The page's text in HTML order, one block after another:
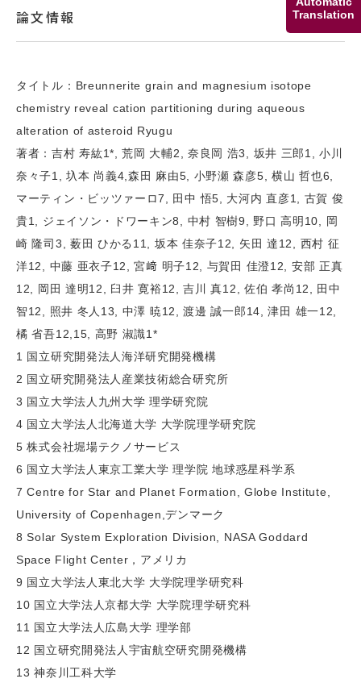
Translation
論文情報
タイトル：Breunnerite grain and magnesium isotope
chemistry reveal cation partitioning during aqueous
alteration of asteroid Ryugu
著者：吉村 寿紘1*, 荒岡 大輔2, 奈良岡 浩3, 坂井 三郎1, 小川
奈々子1, 圦本 尚義4,森田 麻由5, 小野瀬 森彦5, 横山 哲也6,
マーティン・ビッツァーロ7, 田中 悟5, 大河内 直彦1, 古賀 俊
貴1, ジェイソン・ドワーキン8, 中村 智樹9, 野口 高明10, 岡
崎 隆司3, 薮田 ひかる11, 坂本 佳奈子12, 矢田 達12, 西村 征
洋12, 中藤 亜衣子12, 宮﨑 明子12, 与賀田 佳澄12, 安部 正真
12, 岡田 達明12, 臼井 寛裕12, 吉川 真12, 佐伯 孝尚12, 田中
智12, 照井 冬人13, 中澤 暁12, 渡邊 誠一郎14, 津田 雄一12,
橘 省吾12,15, 高野 淑識1*
1 国立研究開発法人海洋研究開発機構
2 国立研究開発法人産業技術総合研究所
3 国立大学法人九州大学 理学研究院
4 国立大学法人北海道大学 大学院理学研究院
5 株式会社堀場テクノサービス
6 国立大学法人東京工業大学 理学院 地球惑星科学系
7 Centre for Star and Planet Formation, Globe Institute,
University of Copenhagen,デンマーク
8 Solar System Exploration Division, NASA Goddard
Space Flight Center，アメリカ
9 国立大学法人東北大学 大学院理学研究科
10 国立大学法人京都大学 大学院理学研究科
11 国立大学法人広島大学 理学部
12 国立研究開発法人宇宙航空研究開発機構
13 神奈川工科大学